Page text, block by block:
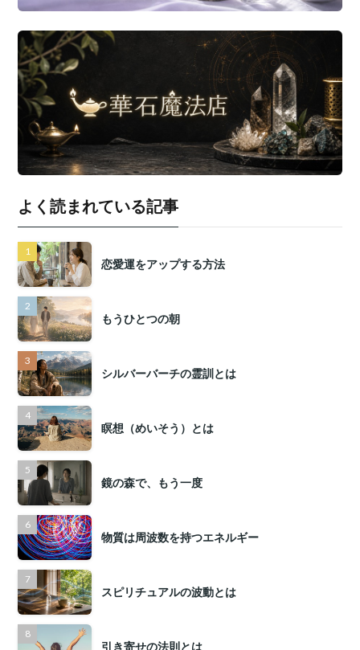
よく読まれている記事
恋愛運をアップする方法
もうひとつの朝
シルバーバーチの霊訓とは
瞑想（めいそう）とは
鏡の森で、もう一度
物質は周波数を持つエネルギー
スピリチュアルの波動とは
引き寄せの法則とは